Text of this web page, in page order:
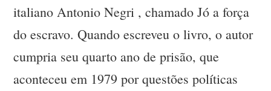
italiano Antonio Negri , chamado Jó a força
do escravo. Quando escreveu o livro, o autor
cumpria seu quarto ano de prisão, que
aconteceu em 1979 por questões políticas